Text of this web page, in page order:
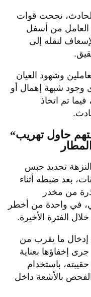
نجحت قوات
العامل من أسفل
لنقله إلى
وشهود العيان
وجود شبهة إهمال أو
تم اتخاذ
“بذور الموت”.. تجديد حبس متهم حاول تهريب
تجديد حبس
بعد ضبطه أثناء
أكثر من 400 ألف بذرة من مخدر
في واحدة من أخطر
الفترة الأخيرة.
إدخال ما يقرب من
جرى إخفاؤها بعناية
باستخدام
بالأشعة داخل